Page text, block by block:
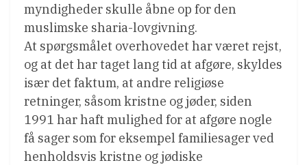
myndigheder skulle åbne op for den
muslimske sharia-lovgivning.
At spørgsmålet overhovedet har været rejst,
og at det har taget lang tid at afgøre, skyldes
især det faktum, at andre religiøse
retninger, såsom kristne og jøder, siden
1991 har haft mulighed for at afgøre nogle
få sager som for eksempel familiesager ved
henholdsvis kristne og jødiske